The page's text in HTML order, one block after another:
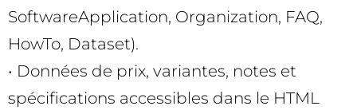
SoftwareApplication, Organization, FAQ,
HowTo, Dataset).
• Données de prix, variantes, notes et
spécifications accessibles dans le HTML